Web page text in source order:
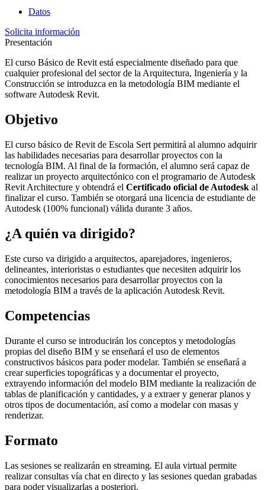
Datos
Solicita información
Presentación
El curso Básico de Revit está especialmente diseñado para que
cualquier profesional del sector de la Arquitectura, Ingeniería y la
Construcción se introduzca en la metodología BIM mediante el
software Autodesk Revit.
Objetivo
El curso básico de Revit de Escola Sert permitirá al alumno adquirir
las habilidades necesarias para desarrollar proyectos con la
tecnología BIM. Al final de la formación, el alumno será capaz de
realizar un proyecto arquitectónico con el programario de Autodesk
Revit Architecture y obtendrá el Certificado oficial de Autodesk al
finalizar el curso. También se otorgará una licencia de estudiante de
Autodesk (100% funcional) válida durante 3 años.
¿A quién va dirigido?
Este curso va dirigido a arquitectos, aparejadores, ingenieros,
delineantes, interioristas o estudiantes que necesiten adquirir los
conocimientos necesarios para desarrollar proyectos con la
metodología BIM a través de la aplicación Autodesk Revit.
Competencias
Durante el curso se introducirán los conceptos y metodologías
propias del diseño BIM y se enseñará el uso de elementos
constructivos básicos para poder modelar. También se enseñará a
crear superficies topográficas y a documentar el proyecto,
extrayendo información del modelo BIM mediante la realización de
tablas de planificación y cantidades, y a extraer y generar planos y
otros tipos de documentación, así como a modelar con masas y
renderizar.
Formato
Las sesiones se realizarán en streaming. El aula virtual permite
realizar consultas vía chat en directo y las sesiones quedan grabadas
para poder visualizarlas a posteriori.